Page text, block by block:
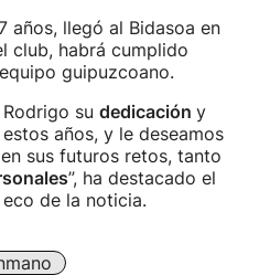
años, llegó al Bidasoa en
club, habrá cumplido
guipuzcoano.
su dedicación y
años, y le deseamos
sus futuros retos, tanto
”, ha destacado el
de la noticia.